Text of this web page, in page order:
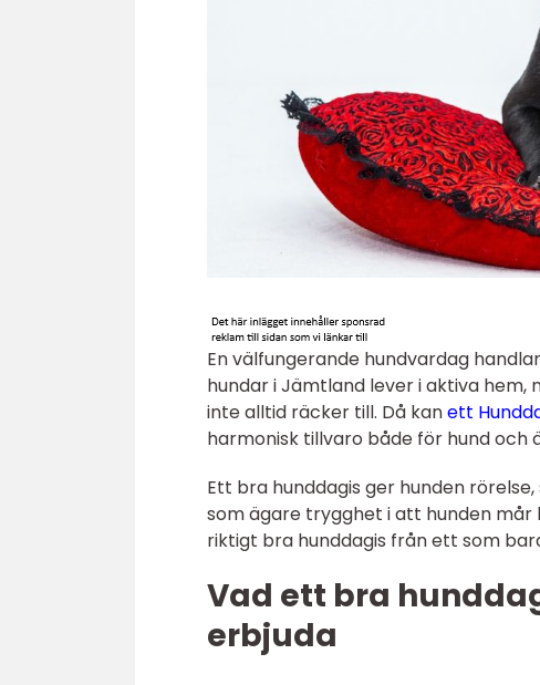
En välfungerande hundvardag
hundar i Jämtland lever i aktiva
inte alltid räcker till. Då kanett
harmonisk tillvaro både för hund och
Ett bra hunddagis ger hunden
som ägare trygghet i att hunden mår
riktigt bra hunddagis från ett som
Vad ett bra
erbjuda